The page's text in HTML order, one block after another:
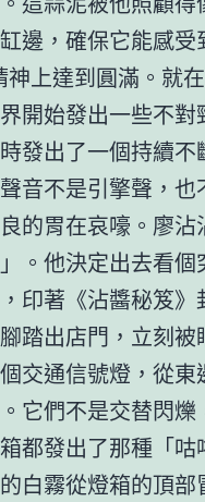
邊，確保它能感
神上達到圓滿。就
開始發出一些不
發出了一個持續
不是引擎聲，也
的胃在哀嚎。廖
。他決定出去看個
印著《沾醬秘笈
踏出店門，立刻
交通信號燈，從
它們不是交替閃
都發出了那種「
白霧從燈箱的頂